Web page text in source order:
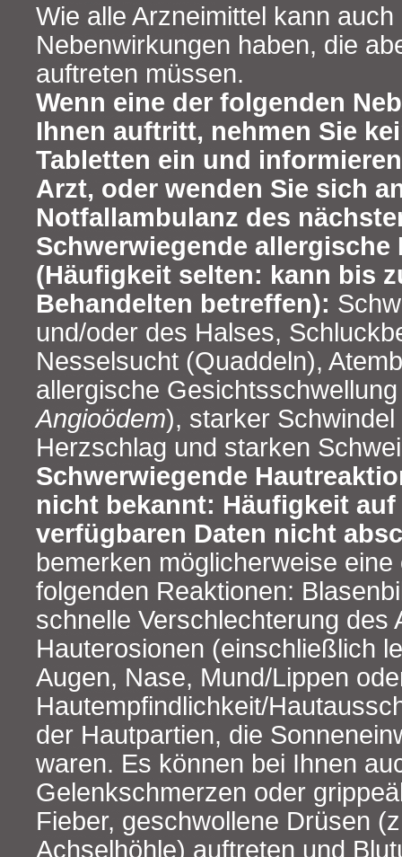
Wie alle Arzneimittel kann
Nebenwirkungen haben, die
auftreten müssen.
Wenn eine der folgenden
Ihnen auftritt, nehmen Sie
Tabletten ein und
Arzt, oder wenden Sie sich
Notfallambulanz des
Schwerwiegende allergische
(Häufigkeit selten: kann bis
Behandelten betreffen):
und/oder des Halses,
Nesselsucht (Quaddeln),
allergische
Angioödem), starker
Herzschlag und starken
Schwerwiegende
nicht bekannt: Häufigkeit
verfügbaren Daten nicht
bemerken möglicherweise
folgenden Reaktionen:
schnelle Verschlechterung des
Hauterosionen (einschließlich
Augen, Nase, Mund/Lippen
Hautempfindlichkeit/
der Hautpartien, die
waren. Es können bei Ihnen
Gelenkschmerzen oder
Fieber, geschwollene Drüsen
Achselhöhle) auftreten und